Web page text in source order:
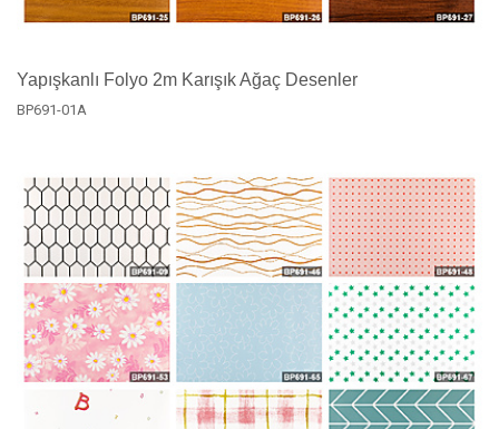
Yapışkanlı Folyo 2m Karışık Ağaç Desenler
BP691-01A